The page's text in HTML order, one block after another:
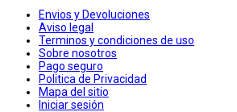
Envios y Devoluciones
Aviso legal
Terminos y condiciones de uso
Sobre nosotros
Pago seguro
Politica de Privacidad
Mapa del sitio
Iniciar sesión